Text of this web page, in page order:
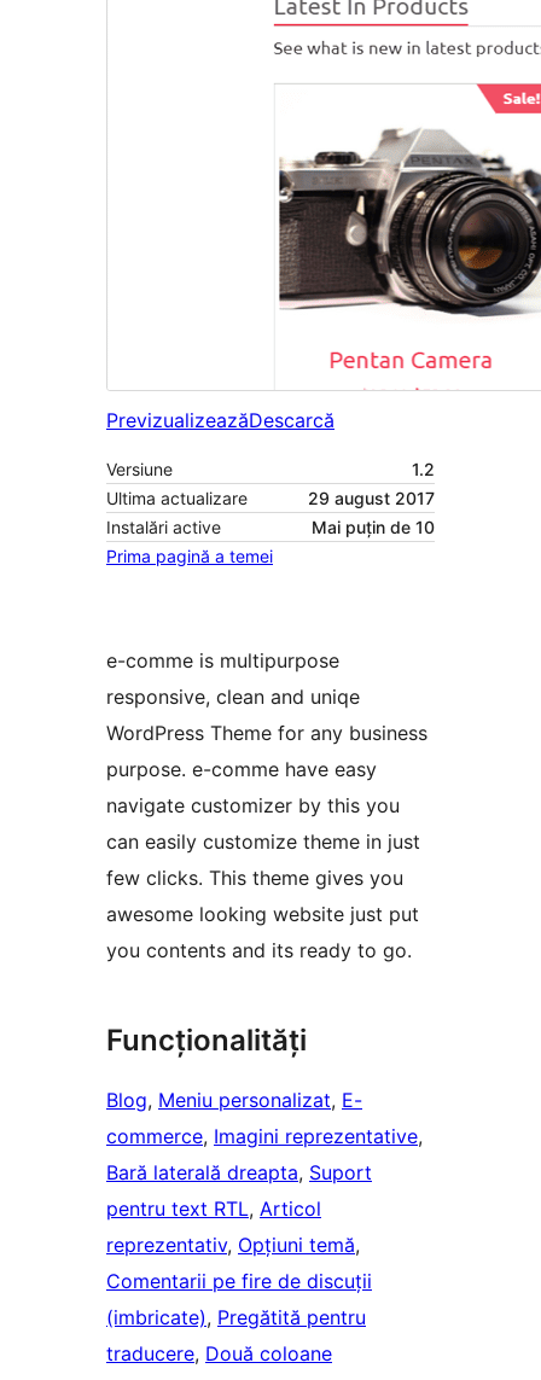
PrevizualizeazăDescarcă
Versiune
1.2
Ultima actualizare
29 august 2017
Instalări active
Mai puțin de 10
Prima pagină a temei
e-comme is multipurpose
responsive, clean and uniqe
WordPress Theme for any business
purpose. e-comme have easy
navigate customizer by this you
can easily customize theme in just
few clicks. This theme gives you
awesome looking website just put
you contents and its ready to go.
Funcționalități
Blog, Meniu personalizat, E-
commerce, Imagini reprezentative
Bară laterală dreapta, Suport
pentru text RTL, Articol
reprezentativ, Opțiuni temă
Comentarii pe fire de discuții
(imbricate), Pregătită pentru
traducere, Două coloane